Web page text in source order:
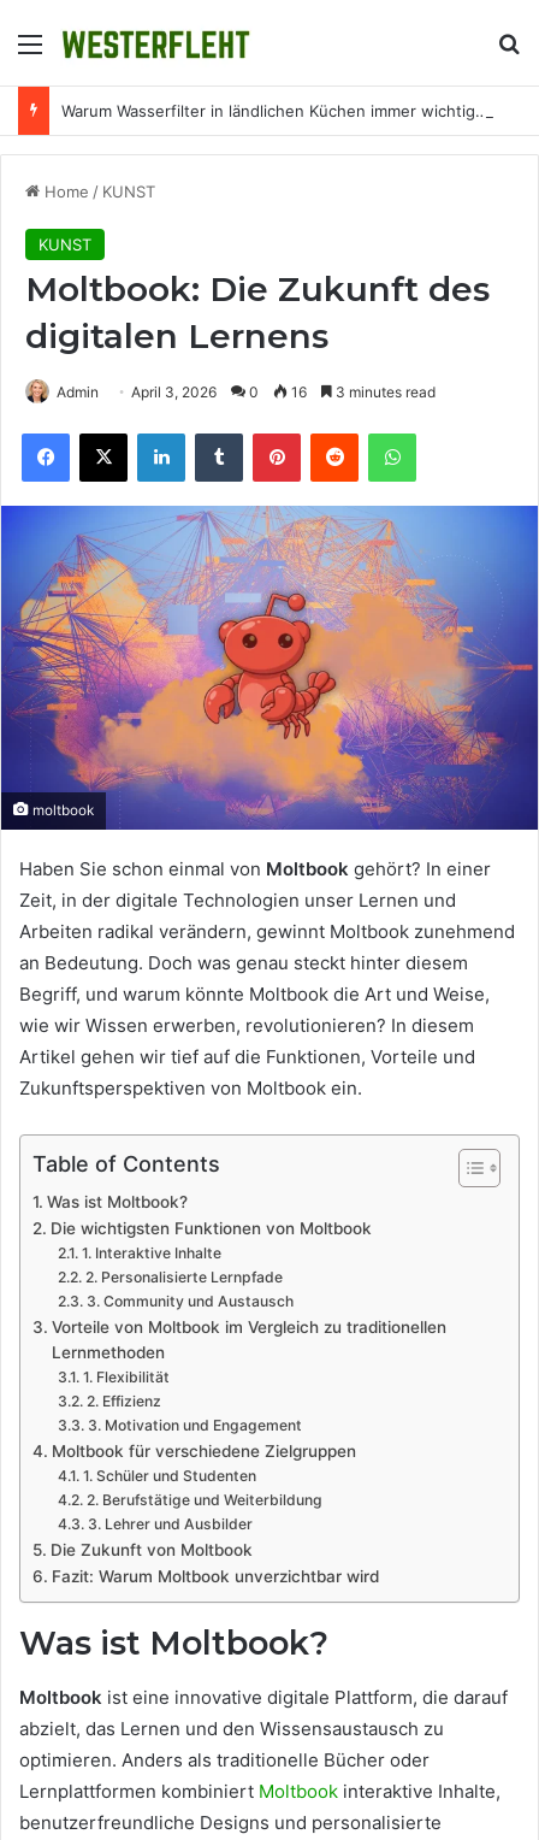
Menu
Warum Wasserfilter in ländlichen Küchen immer wichtiger werden
Home / KUNST
KUNST
Moltbook: Die Zukunft des
digitalen Lernens
Admin April 3, 2026 0 16 3 minutes read
Facebook
X LinkedInTumblr PinterestReddit WhatsApp
moltbook
Haben Sie schon einmal von Moltbook gehört? In einer
Zeit, in der digitale Technologien unser Lernen und
Arbeiten radikal verändern, gewinnt Moltbook zunehmend
an Bedeutung. Doch was genau steckt hinter diesem
Begriff, und warum könnte Moltbook die Art und Weise,
wie wir Wissen erwerben, revolutionieren? In diesem
Artikel gehen wir tief auf die Funktionen, Vorteile und
Zukunftsperspektiven von Moltbook ein.
Table of Contents
Was ist Moltbook?
Die wichtigsten Funktionen von Moltbook
1. Interaktive Inhalte
2. Personalisierte Lernpfade
3. Community und Austausch
Vorteile von Moltbook im Vergleich zu traditionellen
Lernmethoden
1. Flexibilität
2. Effizienz
3. Motivation und Engagement
Moltbook für verschiedene Zielgruppen
1. Schüler und Studenten
2. Berufstätige und Weiterbildung
3. Lehrer und Ausbilder
Die Zukunft von Moltbook
Fazit: Warum Moltbook unverzichtbar wird
Was ist Moltbook?
Moltbook ist eine innovative digitale Plattform, die darauf
abzielt, das Lernen und den Wissensaustausch zu
optimieren. Anders als traditionelle Bücher oder
Lernplattformen kombiniert Moltbook interaktive Inhalte,
benutzerfreundliche Designs und personalisierte